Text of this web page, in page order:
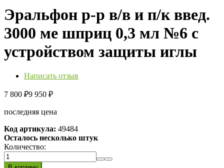
Эральфон р-р в/в и п/к введ.
3000 ме шприц 0,3 мл №6 с
устройством защиты иглы
Написать отзыв
7 800 ₽9 950 ₽
последняя цена
Код артикула: 49484
Осталось несколько штук
Количество: